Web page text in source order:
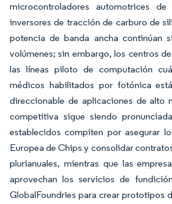
microcontroladores automotrices
inversores de tracción de carburo de
potencia de banda ancha continúan
volúmenes; sin embargo, los centros
las líneas piloto de computación
médicos habilitados por fotónica
direccionable de aplicaciones de alto
competitiva sigue siendo
establecidos compiten por asegurar
Europea de Chips y consolidar
plurianuales, mientras que las
aprovechan los servicios de
GlobalFoundries para crear prototipos